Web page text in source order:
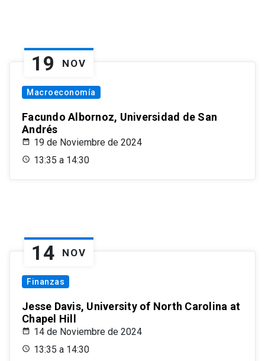
19 NOV
Macroeconomía
Facundo Albornoz, Universidad de San
Andrés
19 de Noviembre de 2024
13:35 a 14:30
14 NOV
Finanzas
Jesse Davis, University of North Carolina at
Chapel Hill
14 de Noviembre de 2024
13:35 a 14:30